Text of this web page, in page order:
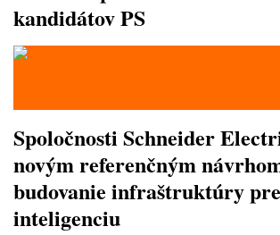
kandidátov PS
Spoločnosti Schneider
novým referenčným
budovanie infraštruktúry
inteligenciu